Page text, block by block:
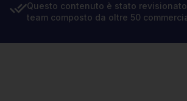
Questo contenuto è stato
team composto da oltre 50